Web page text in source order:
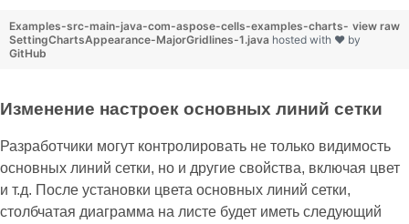
view raw
Examples-src-main-java-com-aspose-cells-examples-charts-
SettingChartsAppearance-MajorGridlines-1.java hosted with ❤ by
GitHub
Изменение настроек основных линий сетки
Разработчики могут контролировать не только видимость
основных линий сетки, но и другие свойства, включая цвет
и т.д. После установки цвета основных линий сетки,
столбчатая диаграмма на листе будет иметь следующий